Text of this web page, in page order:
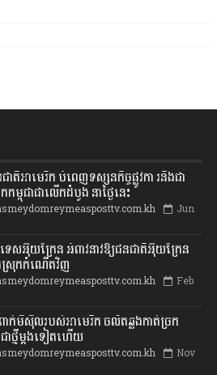
រជាតិអាមេរិក បំពេញទស្សនកិច្ចផ្លូវកា រនិងជា
កម្ពុជាជាលើកដំបូង នាថ្ងៃនេះ
Jun
រទេសអ៊ុយក្រែន អំពាវនាវឱ្យជនជាតិអ៊ុយក្រែន
រុកកំណើតវិញ
Feb
ពាក់មីស៊ីលរបស់អាមេរិក ចល័តឆ្លងកាត់ច្រក
ាថ្មីម្តងទៀតហើយ
Nov